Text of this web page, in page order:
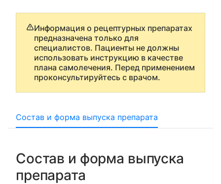
Информация о рецептурных препаратах
предназначена только для
специалистов. Пациенты не должны
использовать инструкцию в качестве
плана самолечения. Перед применением
проконсультируйтесь с врачом.
Состав и форма выпуска препарата
Состав и форма выпуска
препарата